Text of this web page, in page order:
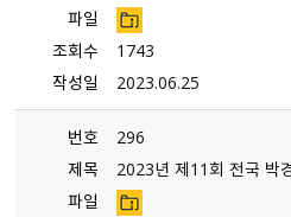
파일
조회수
1743
작성일
2023.06.25
번호
296
제목
2023년 제11회 전국 박
파일